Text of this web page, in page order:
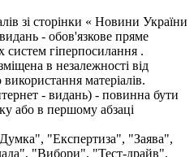
зі сторінки « Новини України
- обов'язкове пряме
систем гіперпосилання .
в незалежності від
матеріалів.
- видань) - повинна бути
або в першому абзаці
"Експертиза", "Заява",
"Вибори", "Тест-драйв",